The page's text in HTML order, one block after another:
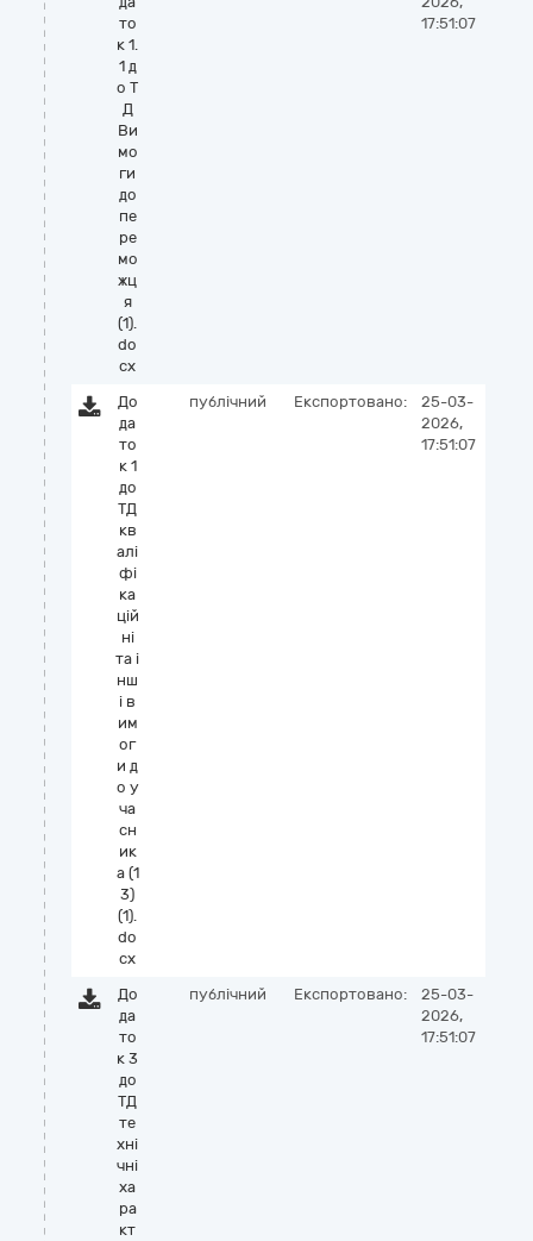
то
к 1.
1 д
о Т
Д
Ви
мо
ги
до
пе
ре
мо
жц
я
(1).
do
cx
17:51:07
До
да
то
к 1
до
ТД
кв
алі
фі
ка
цій
ні
та і
нш
і в
им
ог
и д
о у
ча
сн
ик
а (1
3)
(1).
do
cx
публічний Експортовано:
25-03-
2026,
17:51:07
До
да
то
к 3
до
ТД
те
хні
чні
ха
ра
кт
публічний Експортовано:
25-03-
2026,
17:51:07